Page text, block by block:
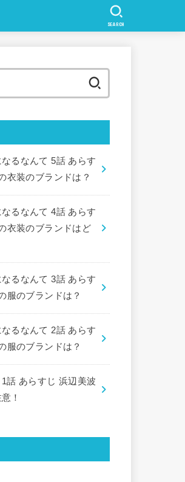
SEARCH
るなんて 5話 あらす
衣装のブランドは？
るなんて 4話 あらす
衣装のブランドはど
るなんて 3話 あらす
服のブランドは？
るなんて 2話 あらす
服のブランドは？
1話 あらすじ 浜辺美波
！